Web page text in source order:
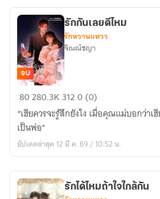
สงบ
ตอน
3/5/68)
รัก
กัน
เลย
ดี
ไหม
จบ
รักกันเลยดีไหม
รักหวานแหวว
จิณณ์ชญา
80280.3K 3120 (0)
“เฮียควรจะรู้สึกยังไง เมื่อคุณแม่บอกว่าเ
เป็นพ่อ”
อัปเดตล่าสุด 12 มี.ค. 69 / 10:52 น.
รักได้ไหมถ้าใจใกล้กัน